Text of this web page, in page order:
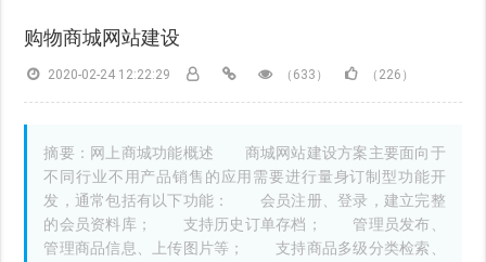
购物商城网站建设
2020-02-24 12:22:29 （633） （226）
摘要：网上商城功能概述 商城网站建设方案主要面向于
不同行业不用产品销售的应用需要进行量身订制型功能开
发，通常包括有以下功能： 会员注册、登录，建立完整
的会员资料库； 支持历史订单存档； 管理员发布、
管理商品信息、上传图片等； 支持商品多级分类检索、